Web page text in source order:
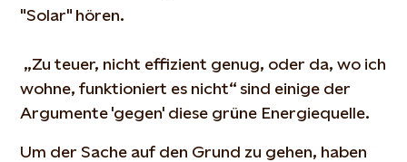
"Solar" hören.
„Zu teuer, nicht effizient genug, oder da, wo ich
wohne, funktioniert es nicht“ sind einige der
Argumente 'gegen' diese grüne Energiequelle.
Um der Sache auf den Grund zu gehen, haben